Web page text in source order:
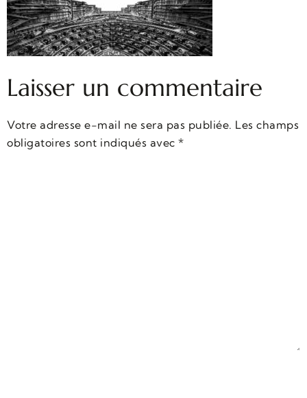
Laisser un commentaire
Votre adresse e-mail ne sera pas publiée. Les champs
obligatoires sont indiqués avec *